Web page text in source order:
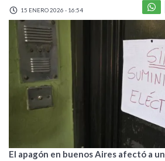
15 ENERO 2026 - 16:54
El apagón en buenos Aires afectó a